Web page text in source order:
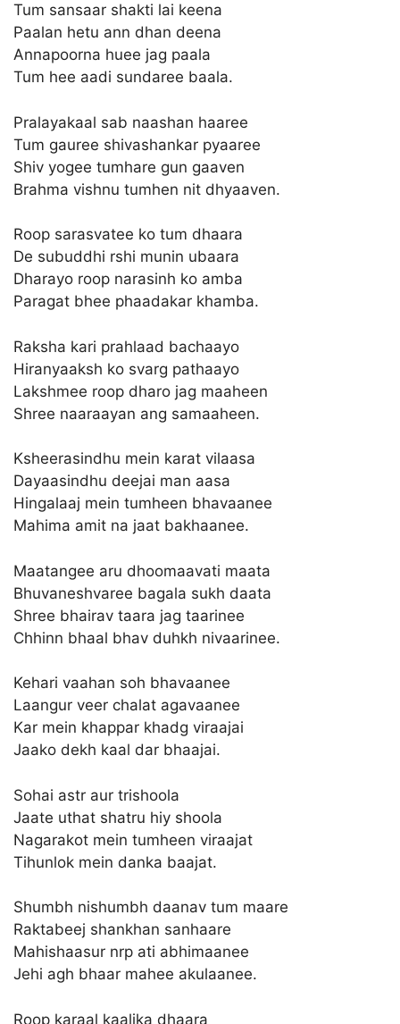
Tum sansaar shakti lai keena
Paalan hetu ann dhan deena
Annapoorna huee jag paala
Tum hee aadi sundaree baala.
Pralayakaal sab naashan haaree
Tum gauree shivashankar pyaaree
Shiv yogee tumhare gun gaaven
Brahma vishnu tumhen nit dhyaaven.
Roop sarasvatee ko tum dhaara
De subuddhi rshi munin ubaara
Dharayo roop narasinh ko amba
Paragat bhee phaadakar khamba.
Raksha kari prahlaad bachaayo
Hiranyaaksh ko svarg pathaayo
Lakshmee roop dharo jag maaheen
Shree naaraayan ang samaaheen.
Ksheerasindhu mein karat vilaasa
Dayaasindhu deejai man aasa
Hingalaaj mein tumheen bhavaanee
Mahima amit na jaat bakhaanee.
Maatangee aru dhoomaavati maata
Bhuvaneshvaree bagala sukh daata
Shree bhairav taara jag taarinee
Chhinn bhaal bhav duhkh nivaarinee.
Kehari vaahan soh bhavaanee
Laangur veer chalat agavaanee
Kar mein khappar khadg viraajai
Jaako dekh kaal dar bhaajai.
Sohai astr aur trishoola
Jaate uthat shatru hiy shoola
Nagarakot mein tumheen viraajat
Tihunlok mein danka baajat.
Shumbh nishumbh daanav tum maare
Raktabeej shankhan sanhaare
Mahishaasur nrp ati abhimaanee
Jehi agh bhaar mahee akulaanee.
Roop karaal kaalika dhaara